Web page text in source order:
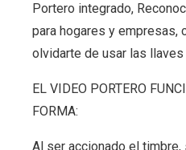
Portero integrado,
para hogares y empresas,
olvidarte de usar las llaves
EL VIDEO PORTERO
FORMA:
Al ser accionado el